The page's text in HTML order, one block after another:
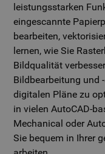
leistungsstarken
eingescannte
bearbeiten,
lernen, wie Sie
Bildqualität
Bildbearbeitung und
digitalen Pläne zu
in vielen AutoCAD-
Mechanical oder
Sie bequem in Ihrer